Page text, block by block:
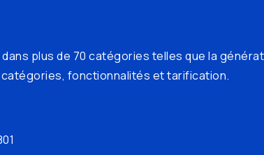
plus de 70 catégories telles que la
fonctionnalités et tarification.